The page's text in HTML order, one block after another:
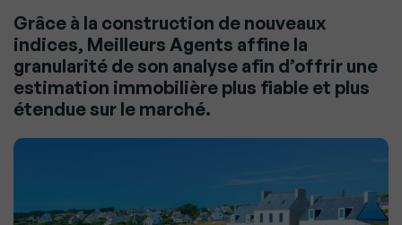
Grâce à la construction de nouveaux
indices, Meilleurs Agents affine la
granularité de son analyse afin d’offrir une
estimation immobilière plus fiable et plus
étendue sur le marché.